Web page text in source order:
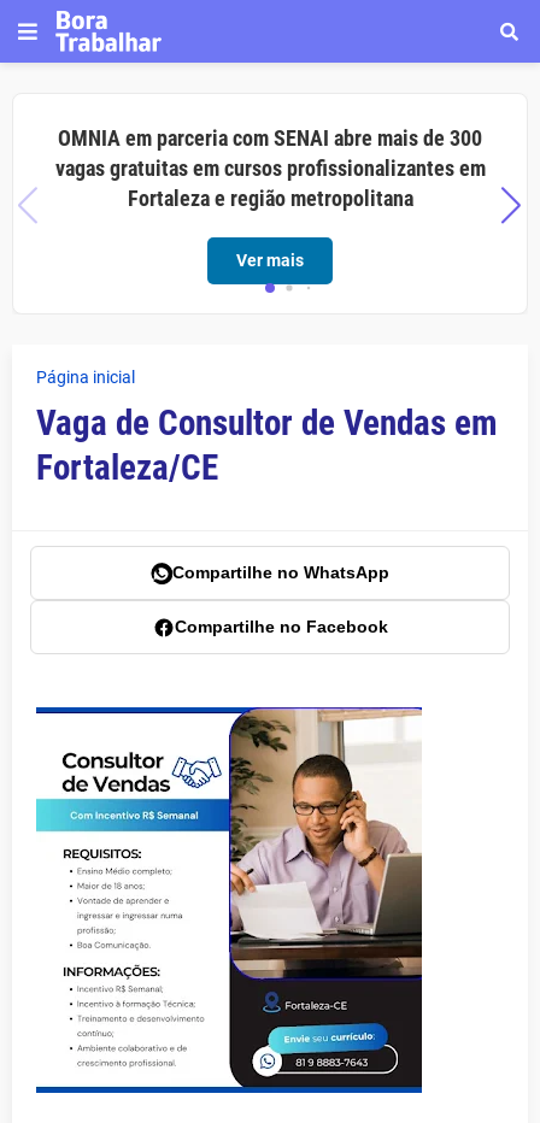
OMNIA em parceria com SENAI abre mais de 300
vagas gratuitas em cursos profissionalizantes em
Fortaleza e região metropolitana
Ver mais
Página inicial
Vaga de Consultor de Vendas em
Fortaleza/CE
Compartilhe no WhatsApp
Compartilhe no Facebook